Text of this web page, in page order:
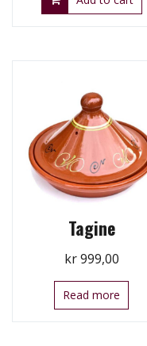
Tagine
kr999,00
Read more